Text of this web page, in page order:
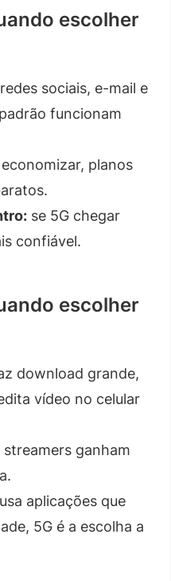
escolher
sociais, e-mail e
funcionam
planos
se 5G chegar
confiável.
escolher
download grande,
vídeo no celular
streamers ganham
aplicações que
5G é a escolha a